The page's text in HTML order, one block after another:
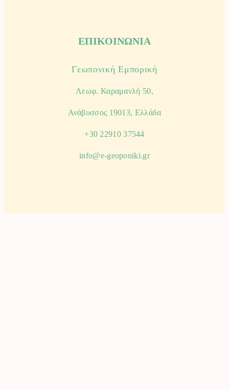
ΕΠΙΚΟΙΝΩΝΙΑ
Γεωπονική Εμπορική
Λεωφ. Καραμανλή 50,
Ανάβυσσος 19013, Ελλάδα
+30 22910 37544
info@e-geoponiki.gr